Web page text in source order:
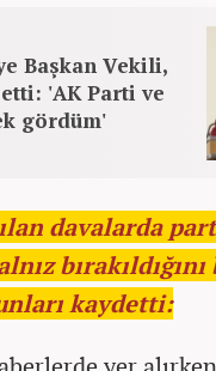
Başkan Vekili,
'AK Parti ve
gördüm'
davalarda
kaydetti: